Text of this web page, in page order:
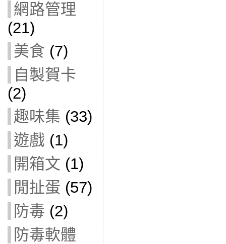
網路管理
(21)
美食 (7)
自製賀卡
(2)
趣味集 (33)
遊戲 (1)
開箱文 (1)
閒扯蛋 (57)
防毒 (2)
防毒軟體